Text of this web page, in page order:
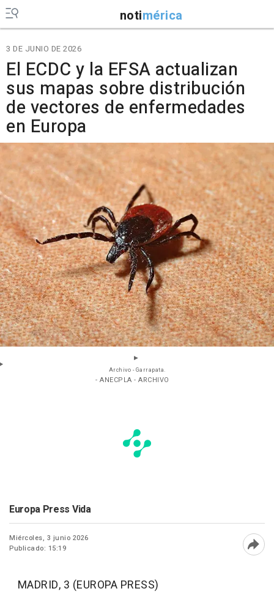
notimérica
3 DE JUNIO DE 2026
El ECDC y la EFSA actualizan
sus mapas sobre distribución
de vectores de enfermedades
en Europa
Archivo - Garrapata.
- ANECPLA - ARCHIVO
Europa Press Vida
Miércoles, 3 junio 2026
Publicado: 15:19
MADRID, 3 (EUROPA PRESS)